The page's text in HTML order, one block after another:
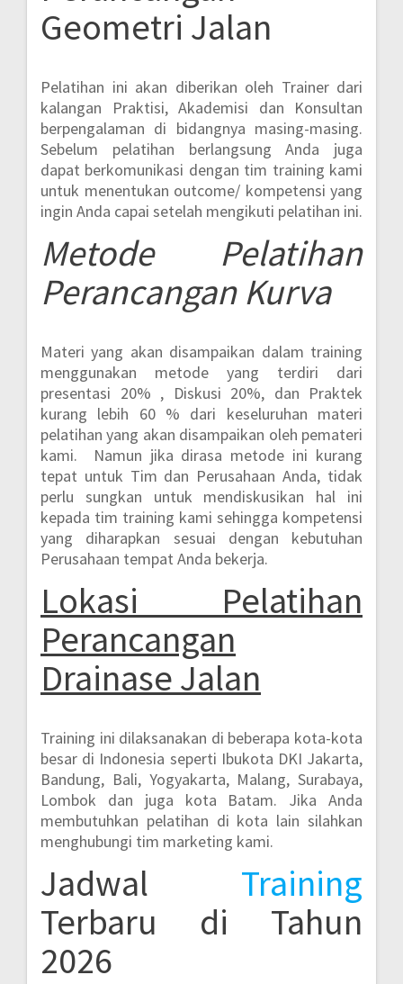
Geometri Jalan
Pelatihan ini akan diberikan oleh Trainer dari
kalangan Praktisi, Akademisi dan Konsultan
berpengalaman di bidangnya masing-masing.
Sebelum pelatihan berlangsung Anda juga
dapat berkomunikasi dengan tim training kami
untuk menentukan outcome/ kompetensi yang
ingin Anda capai setelah mengikuti pelatihan ini.
MetodePelatihan
Perancangan Kurva
Materi yang akan disampaikan dalam training
menggunakan metode yang terdiri dari
presentasi 20% , Diskusi 20%, dan Praktek
kurang lebih 60 % dari keseluruhan materi
pelatihan yang akan disampaikan oleh pemateri
kami. Namun jika dirasa metode ini kurang
tepat untuk Tim dan Perusahaan Anda, tidak
perlu sungkan untuk mendiskusikan hal ini
kepada tim training kami sehingga kompetensi
yang diharapkan sesuai dengan kebutuhan
Perusahaan tempat Anda bekerja.
Lokasi Pelatihan
Perancangan
Drainase Jalan
Training ini dilaksanakan di beberapa kota-kota
besar di Indonesia seperti Ibukota DKI Jakarta,
Bandung, Bali, Yogyakarta, Malang, Surabaya,
Lombok dan juga kota Batam. Jika Anda
membutuhkan pelatihan di kota lain silahkan
menghubungi tim marketing kami.
Jadwal Training
Terbaru di Tahun
2026